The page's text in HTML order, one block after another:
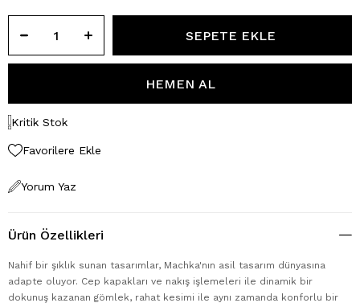
Kritik Stok
Favorilere Ekle
Yorum Yaz
Ürün Özellikleri
Nahif bir şıklık sunan tasarımlar, Machka'nın asil tasarım dünyasına
adapte oluyor. Cep kapakları ve nakış işlemeleri ile dinamik bir
dokunuş kazanan gömlek, rahat kesimi ile aynı zamanda konforlu bir